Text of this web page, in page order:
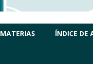
MATERIAS ÍNDICE DE